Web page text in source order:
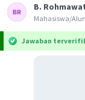
B.
Mahasiswa/
Jawaban